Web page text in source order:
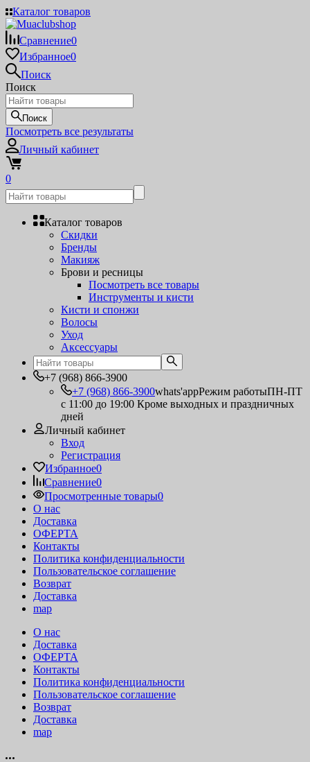
Каталог товаров
Сравнение0
Избранное0
Поиск
Поиск
Поиск
Посмотреть все результаты
Личный кабинет
0
Каталог товаров
Скидки
Бренды
Макияж
Брови и ресницы
Посмотреть все товары
Инструменты и кисти
Кисти и спонжи
Волосы
Уход
Аксессуары
+7 (968) 866-3900
+7 (968) 866-3900whats'appРежим работыПН-ПТ
с 11:00 до 19:00 Кроме выходных и праздничных
дней
Личный кабинет
Вход
Регистрация
Избранное0
Сравнение0
Просмотренные товары0
О нас
Доставка
ОФЕРТА
Контакты
Политика конфиденциальности
Пользовательское соглашение
Возврат
Доставка
map
О нас
Доставка
ОФЕРТА
Контакты
Политика конфиденциальности
Пользовательское соглашение
Возврат
Доставка
map